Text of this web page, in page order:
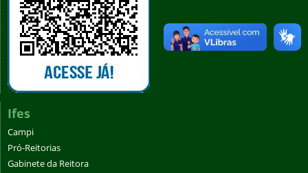
Ifes
Campi
Pró-Reitorias
Gabinete da Reitora